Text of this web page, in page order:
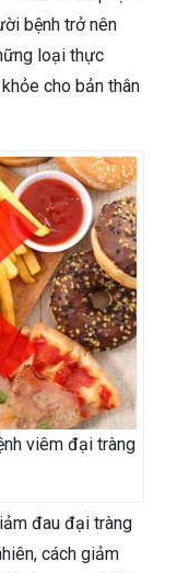
bệnh trở nên
loại thực
cho bản thân
viêm đại tràng
đau đại tràng
cách giảm